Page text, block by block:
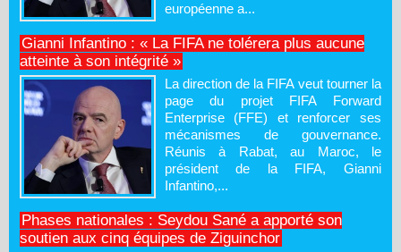
européenne a...
Gianni Infantino : « La FIFA ne tolérera plus aucune
atteinte à son intégrité »
La direction de la FIFA veut tourner la
page du projet FIFA Forward
Enterprise (FFE) et renforcer ses
mécanismes de gouvernance.
Réunis à Rabat, au Maroc, le
président de la FIFA, Gianni
Infantino,...
Phases nationales : Seydou Sané a apporté son
soutien aux cinq équipes de Ziguinchor